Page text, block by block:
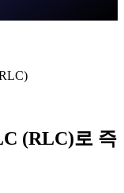
(RLC)로 즉